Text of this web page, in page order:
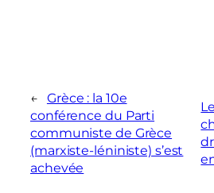
←
Grèce : la 10e
conférence du Parti
communiste de Grèce
(marxiste-léniniste) s’est
achevée